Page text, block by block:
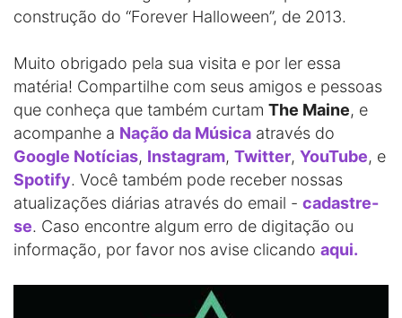
construção do “Forever Halloween”, de 2013.
Muito obrigado pela sua visita e por ler essa
matéria! Compartilhe com seus amigos e pessoas
que conheça que também curtam The Maine, e
acompanhe a Nação da Música através do
Google Notícias, Instagram, Twitter, YouTube, e
Spotify. Você também pode receber nossas
atualizações diárias através do email - cadastre-
se. Caso encontre algum erro de digitação ou
informação, por favor nos avise clicando aqui.